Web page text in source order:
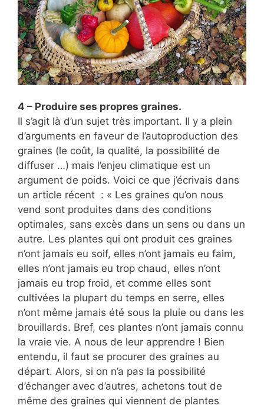
4 – Produire ses propres graines.
Il s’agit là d’un sujet très important. Il y a plein
d’arguments en faveur de l’autoproduction des
graines (le coût, la qualité, la possibilité de
diffuser …) mais l’enjeu climatique est un
argument de poids. Voici ce que j’écrivais dans
un article récent : « Les graines qu’on nous
vend sont produites dans des conditions
optimales, sans excès dans un sens ou dans un
autre. Les plantes qui ont produit ces graines
n’ont jamais eu soif, elles n’ont jamais eu faim,
elles n’ont jamais eu trop chaud, elles n’ont
jamais eu trop froid, et comme elles sont
cultivées la plupart du temps en serre, elles
n’ont même jamais été sous la pluie ou dans les
brouillards. Bref, ces plantes n’ont jamais connu
la vraie vie. A nous de leur apprendre ! Bien
entendu, il faut se procurer des graines au
départ. Alors, si on n’a pas la possibilité
d’échanger avec d’autres, achetons tout de
même des graines qui viennent de plantes